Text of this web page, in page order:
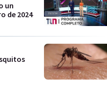
un
de 2024